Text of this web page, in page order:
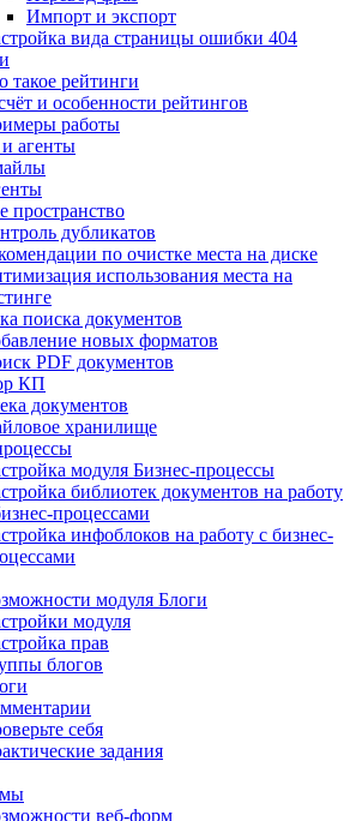
Импорт и экспорт
вида страницы ошибки 404
такое рейтинги
и особенности рейтингов
работы
агенты
пространство
дубликатов
по очистке места на диске
использования места на
поиска документов
новых форматов
PDF документов
КП
документов
хранилище
модуля Бизнес-процессы
библиотек документов на работу
процессами
инфоблоков на работу с бизнес-
модуля Блоги
модуля
прав
блогов
себя
задания
веб-форм